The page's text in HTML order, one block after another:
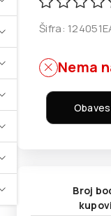
Šifra: 124051
Nema
Broj